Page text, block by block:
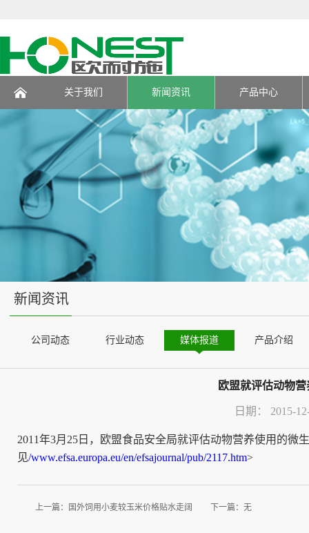
关于我们 新闻资讯 产品中心
新闻资讯
公司动态 行业动态 媒体报道 产品介绍
欧盟就评估动物
日期： 2015-
2011年3月25日，欧盟食品安全局就评估动物营养使用的微
见/www.efsa.europa.eu/en/efsajournal/pub/2117.htm>
上一篇： 国外饲用小麦较玉米价格贴水走阔 下一篇：无